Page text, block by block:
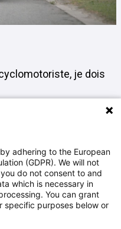
je dois
me suivent
un 2 roues
adhering to the European
(GDPR). We will not
do not consent to and
which is necessary in
You can grant
specific purposes below or